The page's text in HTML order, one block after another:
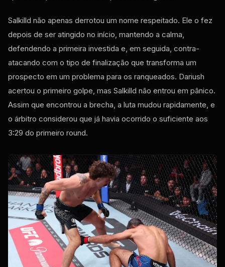
Salkilld não apenas derrotou um nome respeitado. Ele o fez
depois de ser atingido no início, mantendo a calma,
defendendo a primeira investida e, em seguida, contra-
atacando com o tipo de finalização que transforma um
prospecto em um problema para os ranqueados. Dariush
acertou o primeiro golpe, mas Salkilld não entrou em pânico.
Assim que encontrou a brecha, a luta mudou rapidamente, e
o árbitro considerou que já havia ocorrido o suficiente aos
3:29 do primeiro round.